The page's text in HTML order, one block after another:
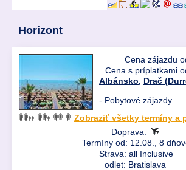
Horizont
Cena zájazdu
Cena s príplatkami
Albánsko, Drač
- Pobytové zájazdy
Zobraziť všetky termíny a
Doprava:
Termíny od: 12.08., 8
Strava: all Inclusive
odlet: Bratislava